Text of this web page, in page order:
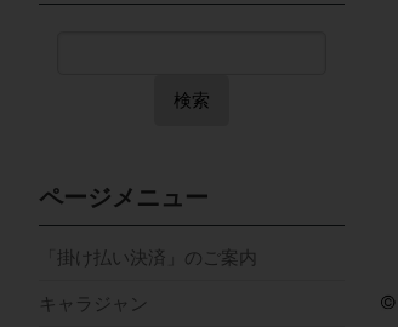
検索
ページメニュー
「掛け払い決済」のご案内
キャラジャン